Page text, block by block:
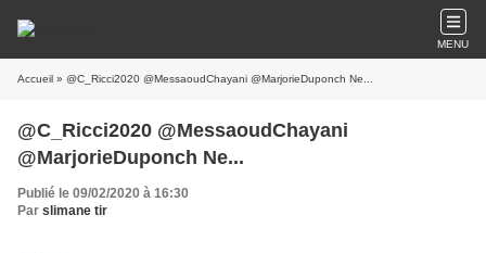
MENU
Accueil » @C_Ricci2020 @MessaoudChayani @MarjorieDuponch Ne...
@C_Ricci2020 @MessaoudChayani
@MarjorieDuponch Ne...
Publié le 09/02/2020 à 16:30
Par slimane tir